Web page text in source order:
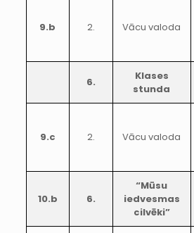
9.b 2. Vācu valoda
6.
Klases
stunda
9.c 2. Vācu valoda
10.b 6.
“Mūsu
iedvesmas
cilvēki”